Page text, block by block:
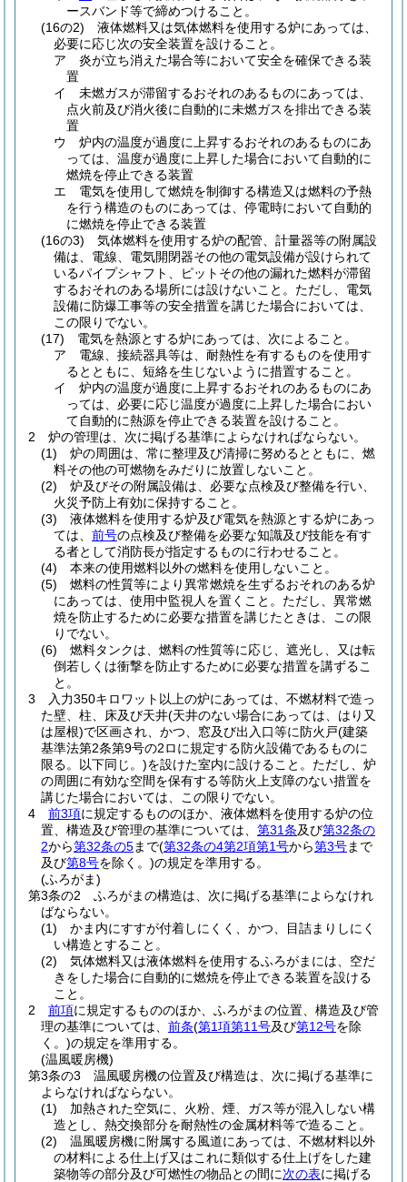
ースバンド等で締めつけること。
(16の2)
液体燃料又は気体燃料を使用する炉にあっては、
必要に応じ次の安全装置を設けること。
ア
炎が立ち消えた場合等において安全を確保できる装
置
イ
未燃ガスが滞留するおそれのあるものにあっては、
点火前及び消火後に自動的に未燃ガスを排出できる装
置
ウ
炉内の温度が過度に上昇するおそれのあるものにあ
っては、温度が過度に上昇した場合において自動的に
燃焼を停止できる装置
エ
電気を使用して燃焼を制御する構造又は燃料の予熱
を行う構造のものにあっては、停電時において自動的
に燃焼を停止できる装置
(16の3)
気体燃料を使用する炉の配管、計量器等の附属設
備は、電線、電気開閉器その他の電気設備が設けられて
いるパイプシャフト、ピットその他の漏れた燃料が滞留
するおそれのある場所には設けないこと。 ただし、電気
設備に防爆工事等の安全措置を講じた場合においては、
この限りでない。
(17)
電気を熱源とする炉にあっては、次によること。
ア
電線、接続器具等は、耐熱性を有するものを使用す
るとともに、短絡を生じないように措置すること。
イ
炉内の温度が過度に上昇するおそれのあるものにあ
っては、必要に応じ温度が過度に上昇した場合におい
て自動的に熱源を停止できる装置を設けること。
2
炉の管理は、次に掲げる基準によらなければならない。
(1)
炉の周囲は、常に整理及び清掃に努めるとともに、燃
料その他の可燃物をみだりに放置しないこと。
(2)
炉及びその附属設備は、必要な点検及び整備を行い、
火災予防上有効に保持すること。
(3)
液体燃料を使用する炉及び電気を熱源とする炉にあっ
ては、 前号の点検及び整備を必要な知識及び技能を有す
る者として消防長が指定するものに行わせること。
(4)
本来の使用燃料以外の燃料を使用しないこと。
(5)
燃料の性質等により異常燃焼を生ずるおそれのある炉
にあっては、使用中監視人を置くこと。 ただし、異常燃
焼を防止するために必要な措置を講じたときは、この限
りでない。
(6)
燃料タンクは、燃料の性質等に応じ、遮光し、又は転
倒若しくは衝撃を防止するために必要な措置を講ずるこ
と。
3
入力350キロワット以上の炉にあっては、不燃材料で造っ
た壁、柱、床及び天井(天井のない場合にあっては、はり又
は屋根)で区画され、かつ、窓及び出入口等に防火戸(建築
基準法第2条第9号の2ロに規定する防火設備であるものに
限る。以下同じ。)を設けた室内に設けること。 ただし、炉
の周囲に有効な空間を保有する等防火上支障のない措置を
講じた場合においては、この限りでない。
4
前3項に規定するもののほか、液体燃料を使用する炉の位
置、構造及び管理の基準については、 第31条及び第32条の
2から第32条の5まで(第32条の4第2項第1号から第3号まで
及び第8号を除く。)の規定を準用する。
(ふろがま)
第3条の2
ふろがまの構造は、次に掲げる基準によらなけれ
ばならない。
(1)
かま内にすすが付着しにくく、かつ、目詰まりしにく
い構造とすること。
(2)
気体燃料又は液体燃料を使用するふろがまには、空だ
きをした場合に自動的に燃焼を停止できる装置を設ける
こと。
2
前項に規定するもののほか、ふろがまの位置、構造及び管
理の基準については、 前条(第1項第11号及び第12号を除
く。)の規定を準用する。
(温風暖房機)
第3条の3
温風暖房機の位置及び構造は、次に掲げる基準に
よらなければならない。
(1)
加熱された空気に、火粉、煙、ガス等が混入しない構
造とし、熱交換部分を耐熱性の金属材料等で造ること。
(2)
温風暖房機に附属する風道にあっては、不燃材料以外
の材料による仕上げ又はこれに類似する仕上げをした建
築物等の部分及び可燃性の物品との間に次の表に掲げる